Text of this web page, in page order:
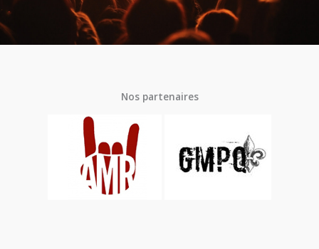
Nos partenaires